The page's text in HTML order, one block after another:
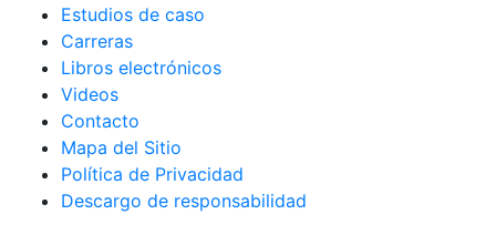
Estudios de caso
Carreras
Libros electrónicos
Videos
Contacto
Mapa del Sitio
Política de Privacidad
Descargo de responsabilidad